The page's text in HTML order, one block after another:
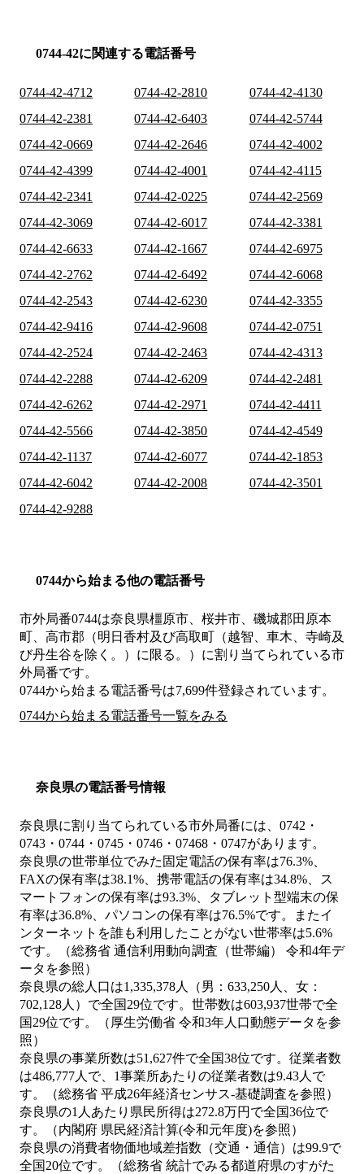
0744-42に関連する電話番号
0744-42-4712 0744-42-2810
0744-42-4130
0744-42-2381
0744-42-6403
0744-42-5744
0744-42-0669
0744-42-2646
0744-42-4002
0744-42-4399
0744-42-4001
0744-42-4115
0744-42-2341
0744-42-0225
0744-42-2569
0744-42-3069
0744-42-6017
0744-42-3381
0744-42-6633
0744-42-1667
0744-42-6975
0744-42-2762
0744-42-6492
0744-42-6068
0744-42-2543
0744-42-6230
0744-42-3355
0744-42-9416
0744-42-9608
0744-42-0751
0744-42-2524
0744-42-2463
0744-42-4313
0744-42-2288
0744-42-6209
0744-42-2481
0744-42-6262
0744-42-2971
0744-42-4411
0744-42-5566
0744-42-3850
0744-42-4549
0744-42-1137
0744-42-6077
0744-42-1853
0744-42-6042
0744-42-2008
0744-42-3501
0744-42-9288
0744から始まる他の電話番号
市外局番0744は奈良県橿原市、桜井市、磯城郡田原本
町、高市郡（明日香村及び高取町（越智、車木、寺崎及
び丹生谷を除く。）に限る。） に割り当てられている市
外局番です。
0744から始まる電話番号は7,699件登録されています。
0744から始まる電話番号一覧をみる
奈良県の電話番号情報
奈良県に割り当てられている市外局番には、0742・
0743・0744・0745・0746・07468・0747があります。
奈良県の世帯単位でみた固定電話の保有率は76.3%、
FAXの保有率は38.1%、携帯電話の保有率は34.8%、ス
マートフォンの保有率は93.3%、タブレット型端末の保
有率は36.8%、パソコンの保有率は76.5%です。またイ
ンターネットを誰も利用したことがない世帯率は5.6%
です。（総務省 通信利用動向調査（世帯編） 令和4年デ
ータを参照）
奈良県の総人口は1,335,378人（男：633,250人、女：
702,128人）で全国29位です。世帯数は603,937世帯で全
国29位です。（厚生労働省 令和3年人口動態データを参
照）
奈良県の事業所数は51,627件で全国38位です。従業者数
は486,777人で、1事業所あたりの従業者数は9.43人で
す。（総務省 平成26年経済センサス‐基礎調査を参照）
奈良県の1人あたり県民所得は272.8万円で全国36位で
す。（内閣府 県民経済計算(令和元年度)を参照）
奈良県の消費者物価地域差指数（交通・通信）は99.9で
全国20位です。（総務省 統計でみる都道府県のすがた